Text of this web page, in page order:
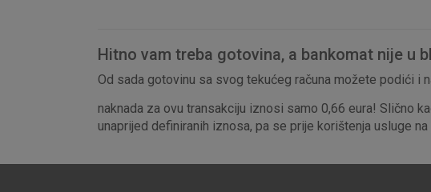
Hitno vam treba gotovina, a bankomat nije u
Od sada gotovinu sa svog tekućeg računa možete podići i
naknada za ovu transakciju iznosi samo 0,66 eura! Slično
unaprijed definiranih iznosa, pa se prije korištenja usluge